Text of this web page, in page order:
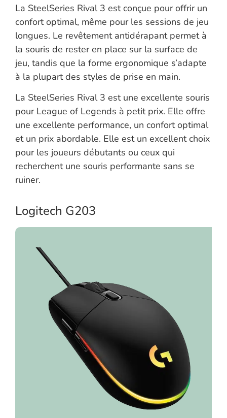
La SteelSeries Rival 3 est conçue pour offrir un
confort optimal, même pour les sessions de jeu
longues. Le revêtement antidérapant permet à
la souris de rester en place sur la surface de
jeu, tandis que la forme ergonomique s’adapte
à la plupart des styles de prise en main.
La SteelSeries Rival 3 est une excellente souris
pour League of Legends à petit prix. Elle offre
une excellente performance, un confort optimal
et un prix abordable. Elle est un excellent choix
pour les joueurs débutants ou ceux qui
recherchent une souris performante sans se
ruiner.
Logitech G203